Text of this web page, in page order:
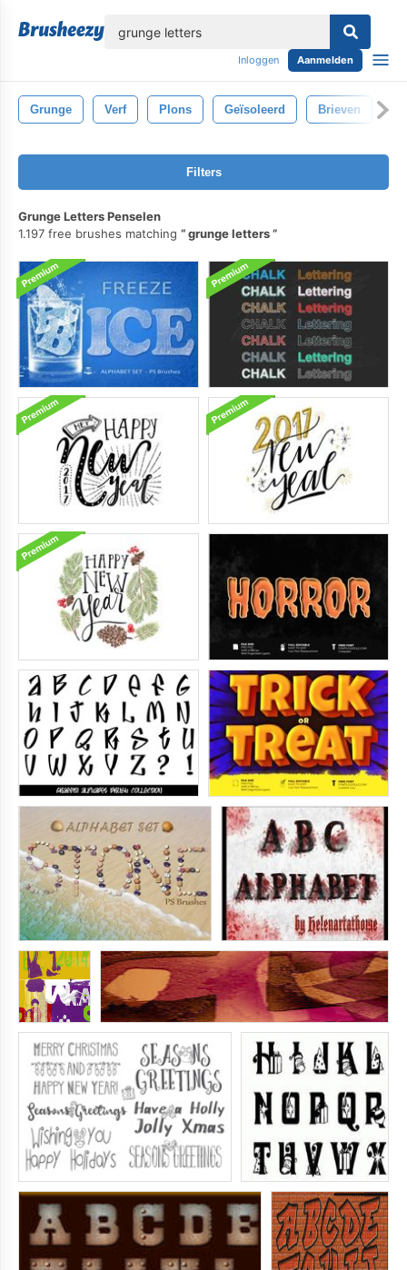
Inloggen Aanmelden
Grunge Verf Plons Geïsoleerd Brieven
Filters
Grunge Letters Penselen
1.197 free brushes matching
grunge letters